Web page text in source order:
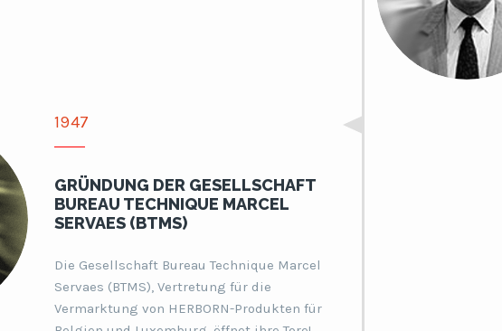
1947
GRÜNDUNG DER GESELLSCHAFT
BUREAU TECHNIQUE MARCEL
SERVAES (BTMS)
Die Gesellschaft Bureau Technique Marcel
Servaes (BTMS), Vertretung für die
Vermarktung von HERBORN-Produkten für